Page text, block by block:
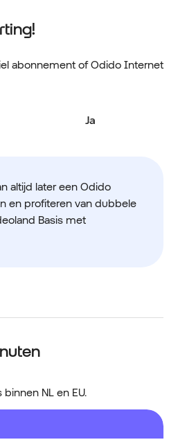
abonnement of Odido Internet
Ja
altijd later een Odido
en profiteren van dubbele
Basis met
NL en EU.